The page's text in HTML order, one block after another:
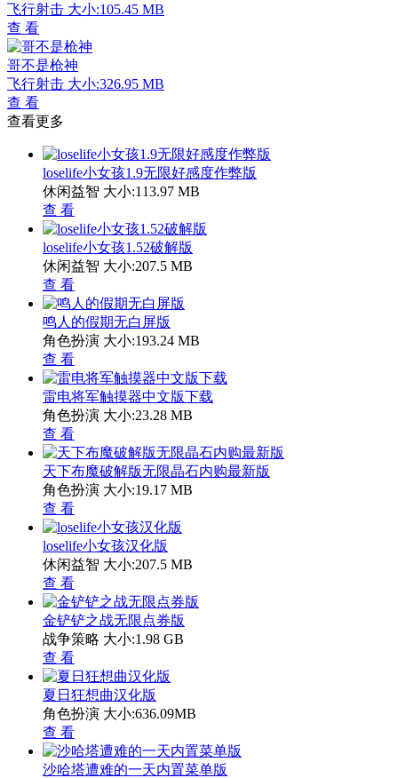
飞行射击 大小:105.45 MB
查 看
哥不是枪神
飞行射击 大小:326.95 MB
查 看
查看更多
loselife小女孩1.9无限好感度作弊版
休闲益智 大小:113.97 MB
查 看
loselife小女孩1.52破解版
休闲益智 大小:207.5 MB
查 看
鸣人的假期无白屏版
角色扮演 大小:193.24 MB
查 看
雷电将军触摸器中文版下载
角色扮演 大小:23.28 MB
查 看
天下布魔破解版无限晶石内购最新版
角色扮演 大小:19.17 MB
查 看
loselife小女孩汉化版
休闲益智 大小:207.5 MB
查 看
金铲铲之战无限点券版
战争策略 大小:1.98 GB
查 看
夏日狂想曲汉化版
角色扮演 大小:636.09MB
查 看
沙哈塔遭难的一天内置菜单版